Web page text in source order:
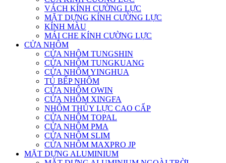
VÁCH KÍNH CƯỜNG LỰC
MẶT DỰNG KÍNH CƯỜNG LỰC
KÍNH MÀU
MÁI CHE KÍNH CƯỜNG LỰC
CỬA NHÔM
CỬA NHÔM TUNGSHIN
CỬA NHÔM TUNGKUANG
CỬA NHÔM YINGHUA
TỦ BẾP NHÔM
CỬA NHÔM OWIN
CỬA NHÔM XINGFA
NHÔM THỦY LỰC CAO CẤP
CỬA NHÔM TOPAL
CỬA NHÔM PMA
CỬA NHÔM SLIM
CỬA NHÔM MAXPRO JP
MẶT DỰNG ALUMINIUM